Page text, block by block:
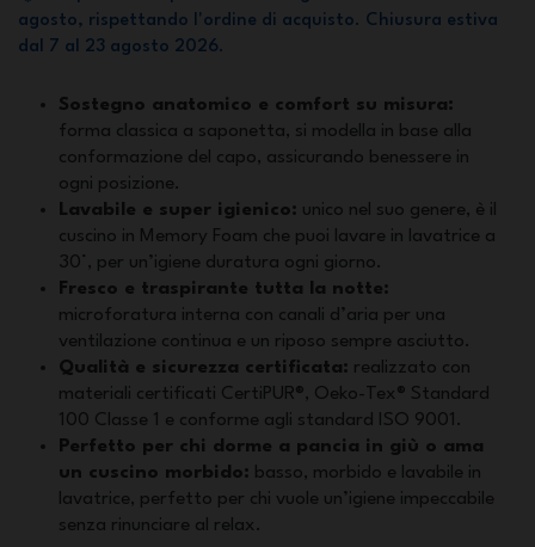
agosto, rispettando l'ordine di acquisto. Chiusura estiva
dal 7 al 23 agosto 2026.
Sostegno anatomico e comfort su misura:
forma classica a saponetta, si modella in base alla
conformazione del capo, assicurando benessere in
ogni posizione.
Lavabile e super igienico: unico nel suo genere, è il
cuscino in Memory Foam che puoi lavare in lavatrice a
30°, per un’igiene duratura ogni giorno.
Fresco e traspirante tutta la notte:
microforatura interna con canali d’aria per una
ventilazione continua e un riposo sempre asciutto.
Qualità e sicurezza certificata: realizzato con
materiali certificati CertiPUR®, Oeko-Tex® Standard
100 Classe 1 e conforme agli standard ISO 9001.
Perfetto per chi dorme a pancia in giù o ama
un cuscino morbido: basso, morbido e lavabile in
lavatrice, perfetto per chi vuole un’igiene impeccabile
senza rinunciare al relax.